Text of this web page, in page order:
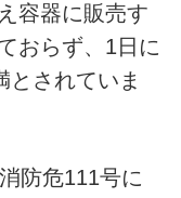
容器に販売す
おらず、1日に
とされていま
防危111号に